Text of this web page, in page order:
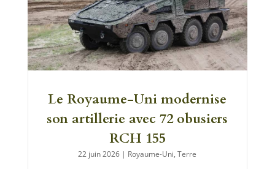
Le Royaume-Uni modernise
son artillerie avec 72 obusiers
RCH 155
22 juin 2026 | Royaume-Uni,Terre